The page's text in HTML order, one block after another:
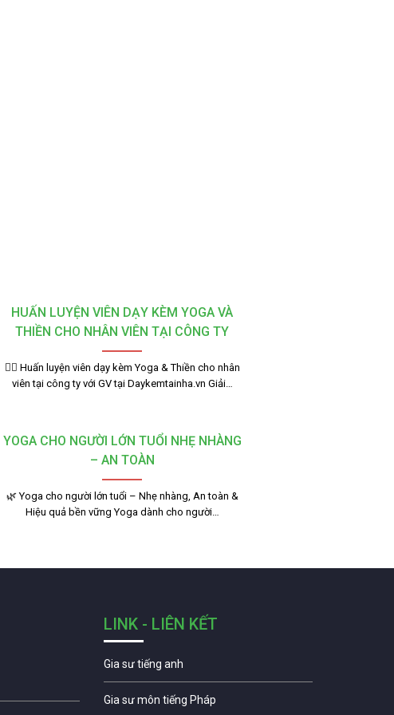
HUẤN LUYỆN VIÊN DẠY KÈM YOGA VÀ
THIỀN CHO NHÂN VIÊN TẠI CÔNG TY
🧘‍♂️ Huấn luyện viên dạy kèm Yoga & Thiền cho nhân
viên tại công ty với GV tại Daykemtainha.vn Giải…
YOGA CHO NGƯỜI LỚN TUỔI NHẸ NHÀNG
– AN TOÀN
🌿 Yoga cho người lớn tuổi – Nhẹ nhàng, An toàn &
Hiệu quả bền vững Yoga dành cho người…
LINK - LIÊN KẾT
Gia sư tiếng anh
Gia sư môn tiếng Pháp